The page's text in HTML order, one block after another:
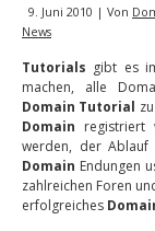
9. Juni 2010 | Von
News
Tutorials gibt es
machen, alle
Domain Tutorial
Domain registriert
werden, der Ablauf
Domain Endungen
zahlreichen Foren
erfolgreiches